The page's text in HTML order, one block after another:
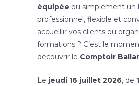
équipée ou simplement un
professionnel, flexible et
accueillir vos clients ou
formations ? C’est le
découvrir le Comptoir
Le jeudi 16 juillet 2026, de